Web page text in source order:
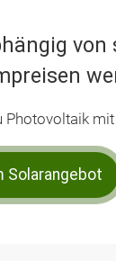
von
Photovoltaik
Solarangebot